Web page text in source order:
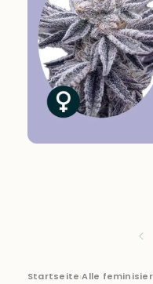
Startseite›Alle